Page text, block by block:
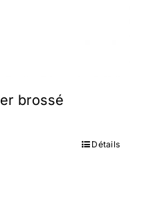
brossé
Détails